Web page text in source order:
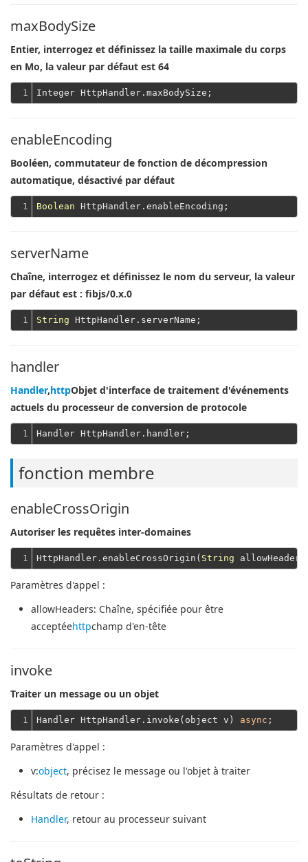
maxBodySize
Entier, interrogez et définissez la taille maximale du corps
en Mo, la valeur par défaut est 64
1
enableEncoding
Booléen, commutateur de fonction de décompression
automatique, désactivé par défaut
1 Boolean
serverName
Chaîne, interrogez et définissez le nom du serveur, la valeur
par défaut est : fibjs/0.x.0
1 String
handler
Handler,httpObjet d'interface de traitement d'événements
actuels du processeur de conversion de protocole
1
fonction membre
enableCrossOrigin
Autoriser les requêtes inter-domaines
1 HttpHandler.enableCrossOrigin( String
Paramètres d'appel :
allowHeaders: Chaîne, spécifiée pour être
acceptéehttpchamp d'en-tête
invoke
Traiter un message ou un objet
1 Handler HttpHandler.invoke(object v) async
Paramètres d'appel :
v:object, précisez le message ou l'objet à traiter
Résultats de retour :
Handler, retour au processeur suivant